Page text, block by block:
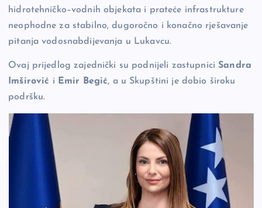
hidrotehničko–vodnih objekata i prateće infrastrukture
neophodne za stabilno, dugoročno i konačno rješavanje
pitanja vodosnabdijevanja u Lukavcu.
Ovaj prijedlog zajednički su podnijeli zastupniciSandra
Imširović i Emir Begić, a u Skupštini je dobio široku
podršku.